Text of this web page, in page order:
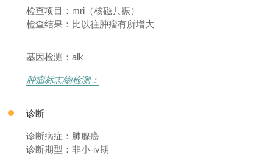
检查项目：mri（核磁共振）
检查结果：比以往肿瘤有所增大
基因检测：alk
肿瘤标志物检测：
诊断
诊断病症：肺腺癌
诊断期型：非小-iv期